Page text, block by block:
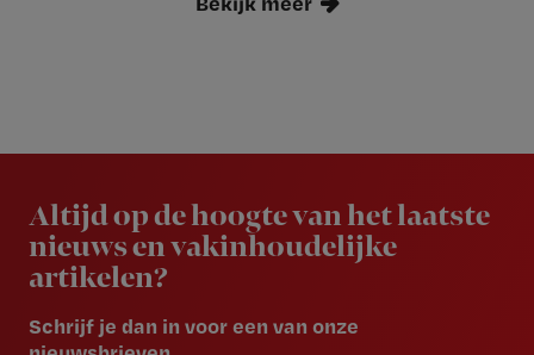
Altijd op de hoogte van het laatste
nieuws en vakinhoudelijke
artikelen?
Schrijf je dan in voor een van onze